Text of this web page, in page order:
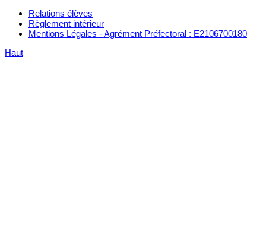
Relations élèves
Règlement intérieur
Mentions Légales - Agrément Préfectoral : E2106700180
Haut